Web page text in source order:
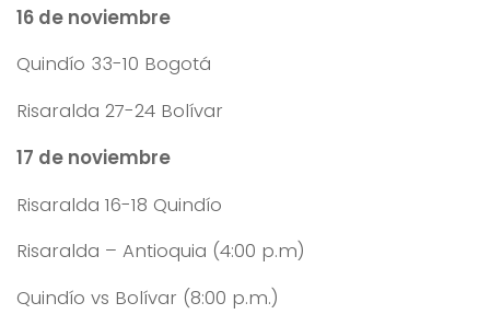
16 de noviembre
Quindío 33-10 Bogotá
Risaralda 27-24 Bolívar
17 de noviembre
Risaralda 16-18 Quindío
Risaralda – Antioquia (4:00 p.m)
Quindío vs Bolívar (8:00 p.m.)